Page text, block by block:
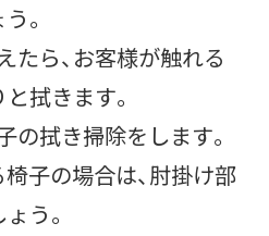
。
たら、お客様が触れる
拭きます。
の拭き掃除をします。
子の場合は、肘掛け部
う。